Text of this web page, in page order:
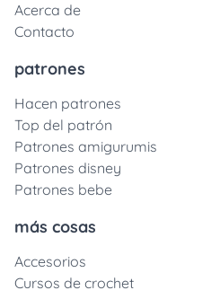
Acerca de
Contacto
patrones
Hacen patrones
Top del patrón
Patrones amigurumis
Patrones disney
Patrones bebe
más cosas
Accesorios
Cursos de crochet